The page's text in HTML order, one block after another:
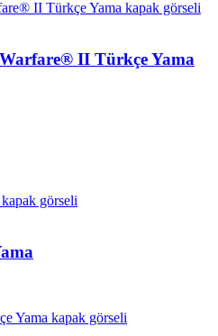
II Türkçe Yama